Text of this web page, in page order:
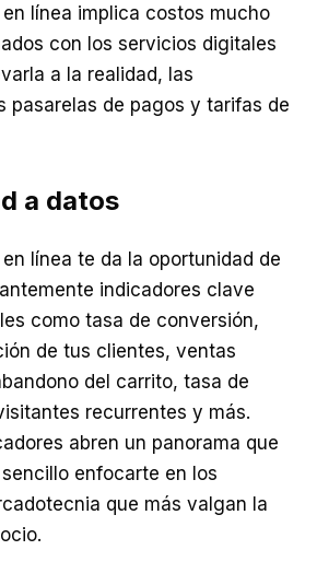
línea implica costos mucho
con los servicios digitales
a la realidad, las
pasarelas de pagos y tarifas de
a datos
línea te da la oportunidad de
indicadores clave
como tasa de conversión,
de tus clientes, ventas
del carrito, tasa de
recurrentes y más.
abren un panorama que
enfocarte en los
que más valgan la